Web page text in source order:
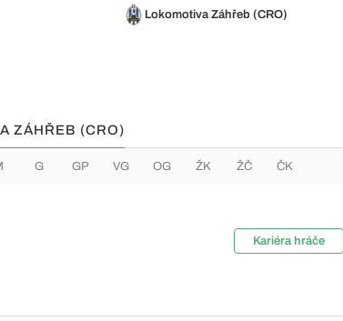
Lokomotiva Záhřeb (CRO)
ZÁHŘEB (CRO)
G GP VG OG ŽK ŽČ ČK
Kariéra hráče